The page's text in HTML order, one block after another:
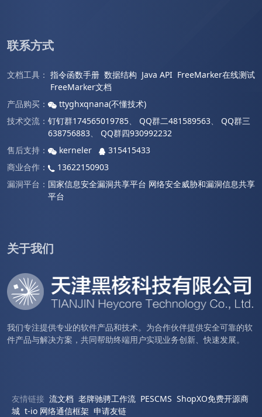
联系方式
文档工具： 指令函数手册 数据结构 Java API FreeMarker在线测试
FreeMarker文档
产品购买：
ttyghxqnana(不懂技术)
技术交流： 钉钉群174565019785、 QQ群二481589563、 QQ群三
638756883、 QQ群四930992232
售后支持：
kerneler
315415433
商业合作：
13622150903
漏洞平台： 国家信息安全漏洞共享平台 网络安全威胁和漏洞信息共享
平台
关于我们
我们专注提供专业的软件产品和技术。为合作伙伴提供安全可靠的软
件产品与解决方案，共同帮助终端用户实现业务创新、快速发展。
友情链接 流文档 老牌驰骋工作流 PESCMS ShopXO免费开源商
城 t-io 网络通信框架 申请友链